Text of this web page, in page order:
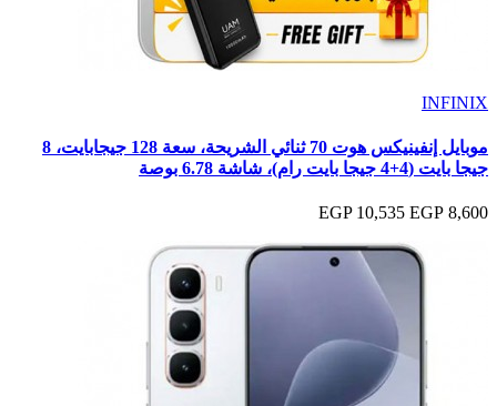
INFINIX
موبايل إنفينيكس هوت 70 ثنائي الشريحة، سعة 128 جيجابايت، 8
جيجا بايت (4+4 جيجا بايت رام)، شاشة 6.78 بوصة
8,600 EGP
10,535 EGP